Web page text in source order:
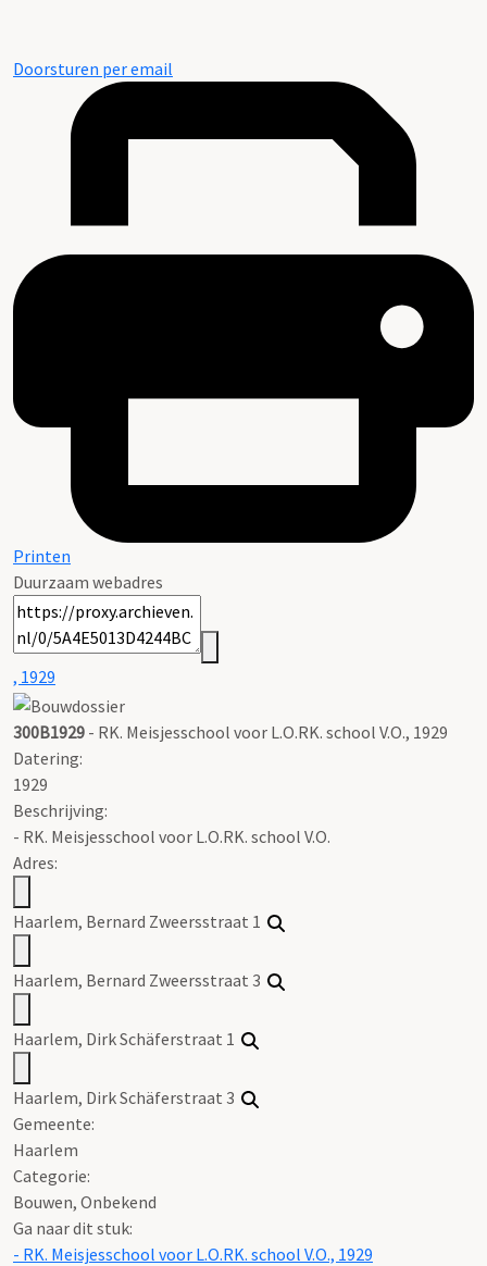
Doorsturen per email
Printen
Duurzaam webadres
, 1929
300B1929 - RK. Meisjesschool voor L.O.RK. school V.O., 1929
Datering:
1929
Beschrijving:
- RK. Meisjesschool voor L.O.RK. school V.O.
Adres:
Haarlem, Bernard Zweersstraat 1
Haarlem, Bernard Zweersstraat 3
Haarlem, Dirk Schäferstraat 1
Haarlem, Dirk Schäferstraat 3
Gemeente:
Haarlem
Categorie:
Bouwen, Onbekend
Ga naar dit stuk:
- RK. Meisjesschool voor L.O.RK. school V.O., 1929